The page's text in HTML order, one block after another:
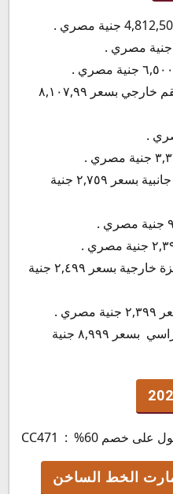
ترابيزة وثماني كراسي لطقم خارجي بسعر ٨,١٠٧,٩٩
ترابيزة قهوة معاها ترابيزة جانبية بسعر ٢,٧٥٩ جنية
اربع كراسي لون بني بترابيزة خارجية بسعر ٢,٤٩٩ جنية
.
غرفة سفرة طعام ست كراسي بسعر ٨,٩٩٩ جنية
على خصم 60% : CC471
الخط الساخن